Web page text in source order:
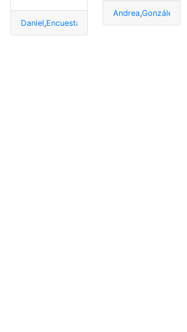
González,propone,PSP,quien
Daniel,Encuesta González,Luisa,Noboa,Online
Andrea,González